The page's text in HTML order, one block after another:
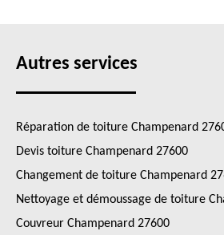
Autres services
Réparation de toiture Champenard
Devis toiture Champenard 27600
Changement de toiture Champenard
Nettoyage et démoussage de toiture
Couvreur Champenard 27600